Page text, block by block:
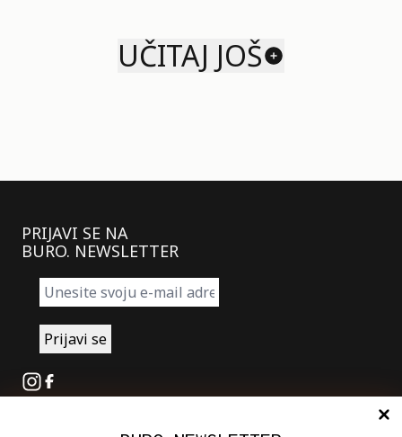
UČITAJ JOŠ
PRIJAVI SE NA
BURO. NEWSLETTER
Instagram
Facebook